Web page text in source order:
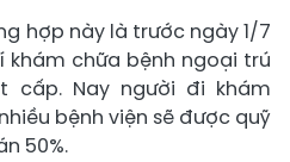
hợp này là trước ngày 1/7
khám chữa bệnh ngoại trú
cấp. Nay người đi khám
bệnh viện sẽ được quỹ
50%.